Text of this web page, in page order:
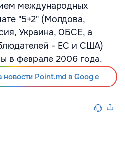
международных
"5+2" (Молдова,
Украина, ОБСЕ, а
- ЕС и США)
в феврале 2006 года.
Point.md в Google